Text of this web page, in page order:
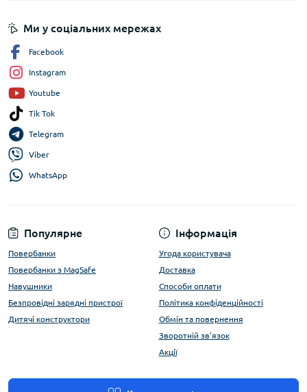
Популярне
Повербанки
Повербанки з MagSafe
Навушники
Безпровідні зарядні пристрої
Дитячі конструктори
Інформація
Угода користувача
Доставка
Способи оплати
Політика конфіденційності
Обмін та повернення
Зворотній зв'язок
Акції
Ми у соціальних мережах
Facebook
Instagram
Youtube
Tik Tok
Telegram
Viber
WhatsApp